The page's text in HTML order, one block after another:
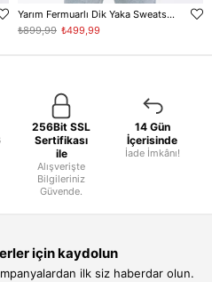
Yarım Fermuarlı Dik Yaka Sweatshirt - Antrasit
₺499,99
₺899,99
256Bit SSL
Sertifikası
ile
Alışverişte
Bilgileriniz
Güvende.
14 Gün
İçerisinde
İade İmkânı!
için kaydolun
ilk siz haberdar olun.